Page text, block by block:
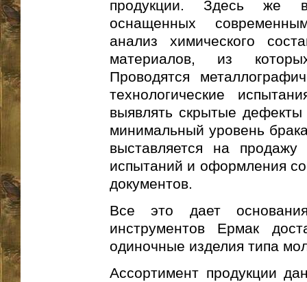
продукции. Здесь же в
оснащенных
анализ химического
материалов, из
Проводятся
технологические
выявлять скрытые дефекты
минимальный уровень
выставляется на
испытаний и оформления
документов.
Все это дает
инструментов Ермак
одиночные изделия типа
Ассортимент продукции